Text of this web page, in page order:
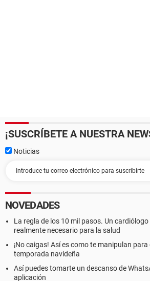
¡SUSCRÍBETE A NUESTRA
Noticias
NOVEDADES
La regla de los 10 mil pasos. Un cardiólogo
realmente necesario para la salud
¡No caigas! Así es como te manipulan
temporada navideña
Así puedes tomarte un descanso de
aplicación